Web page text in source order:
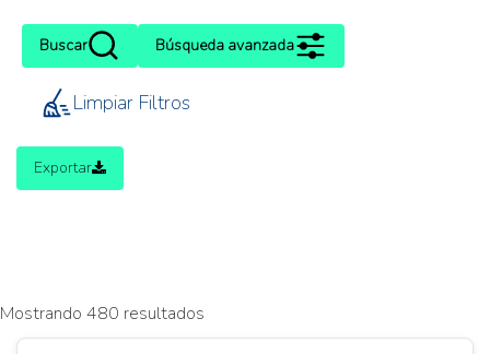
Buscar Búsqueda avanzada
Limpiar Filtros
Exportar
Mostrando 480 resultados